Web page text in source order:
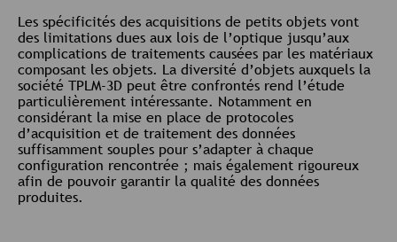
Les spécificités des acquisitions de petits objets vont
des limitations dues aux lois de l’optique jusqu’aux
complications de traitements causées par les matériaux
composant les objets. La diversité d’objets auxquels la
société TPLM-3D peut être confrontés rend l’étude
particulièrement intéressante. Notamment en
considérant la mise en place de protocoles
d’acquisition et de traitement des données
suffisamment souples pour s’adapter à chaque
configuration rencontrée ; mais également rigoureux
afin de pouvoir garantir la qualité des données
produites.